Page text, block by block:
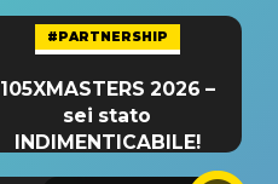
#PARTNERSHIP
105XMASTERS 2026 –
sei stato
INDIMENTICABILE!